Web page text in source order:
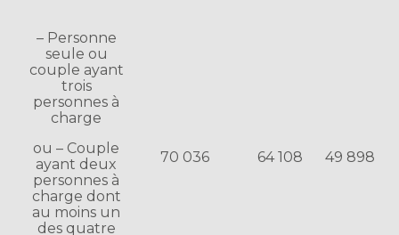
– Personne
seule ou
couple ayant
trois
personnes à
charge
ou – Couple
ayant deux
personnes à
charge dont
au moins un
des quatre
70 036 64 108 49 898